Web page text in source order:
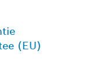
(EU)